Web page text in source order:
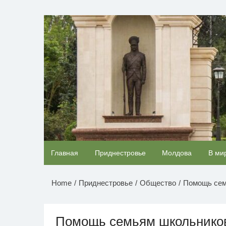
содержимомуНОВОСТИ
Главная Приднестровье Молдова В
Home Приднестровье Общество Помощь
Помощь семьям
Ржу не переставая, это видео пересмотришь